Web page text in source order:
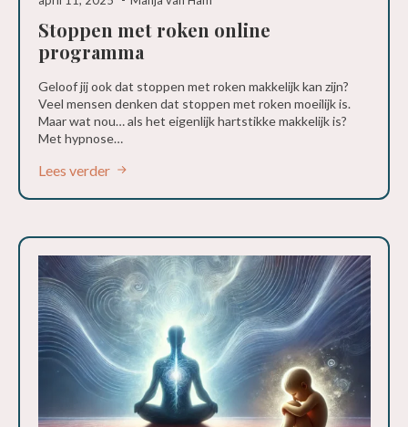
Stoppen met roken online
programma
Geloof jij ook dat stoppen met roken makkelijk kan zijn?
Veel mensen denken dat stoppen met roken moeilijk is.
Maar wat nou… als het eigenlijk hartstikke makkelijk is?
Met hypnose…
Lees verder